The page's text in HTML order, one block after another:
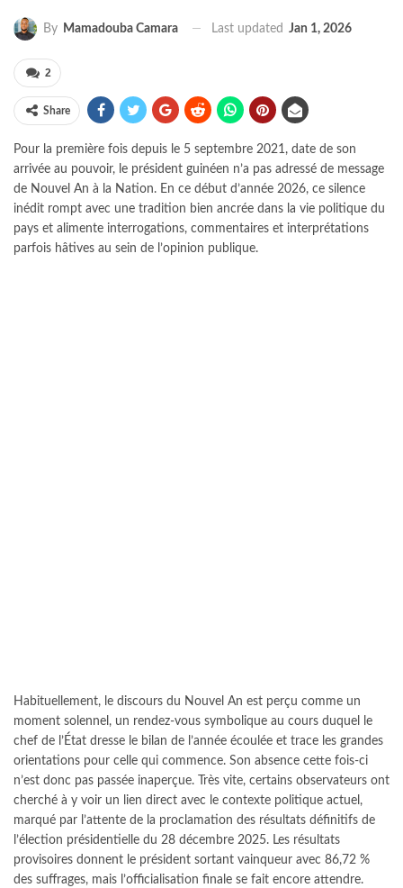
By Mamadouba Camara Last updated Jan 1, 2026
2
Share
Pour la première fois depuis le 5 septembre 2021, date de son
arrivée au pouvoir, le président guinéen n’a pas adressé de message
de Nouvel An à la Nation. En ce début d’année 2026, ce silence
inédit rompt avec une tradition bien ancrée dans la vie politique du
pays et alimente interrogations, commentaires et interprétations
parfois hâtives au sein de l’opinion publique.
Habituellement, le discours du Nouvel An est perçu comme un
moment solennel, un rendez-vous symbolique au cours duquel le
chef de l’État dresse le bilan de l’année écoulée et trace les grandes
orientations pour celle qui commence. Son absence cette fois-ci
n’est donc pas passée inaperçue. Très vite, certains observateurs ont
cherché à y voir un lien direct avec le contexte politique actuel,
marqué par l’attente de la proclamation des résultats définitifs de
l’élection présidentielle du 28 décembre 2025. Les résultats
provisoires donnent le président sortant vainqueur avec 86,72 %
des suffrages, mais l’officialisation finale se fait encore attendre.